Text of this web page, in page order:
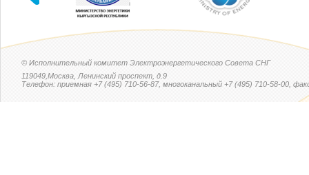
© Исполнительный комитет Электроэнергетического Совета СНГ
119049,Москва, Ленинский проспект, д.9
Телефон: приемная +7 (495) 710-56-87, многоканальный +7 (495) 710-58-00,